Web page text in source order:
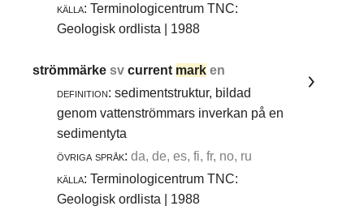
källa: Terminologicentrum TNC:
Geologisk ordlista | 1988
strömmärkesvcurrent mark en
definition: sedimentstruktur, bildad
genom vattenströmmars inverkan på en
sedimentyta
övriga språk: da, de, es, fi, fr, no, ru
källa: Terminologicentrum TNC:
Geologisk ordlista | 1988